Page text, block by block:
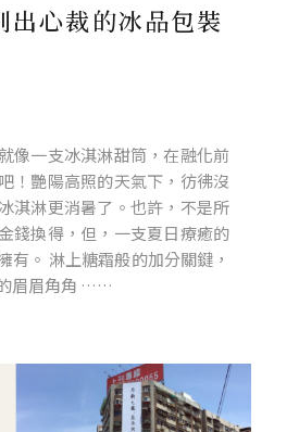
出心裁的冰品包裝
像一支冰淇淋甜筒，在融化前
！艷陽高照的天氣下，彷彿沒
淇淋更消暑了。也許，不是所
錢換得，但，一支夏日療癒的
有。 淋上糖霜般的加分關鍵，
眉眉角角 ……